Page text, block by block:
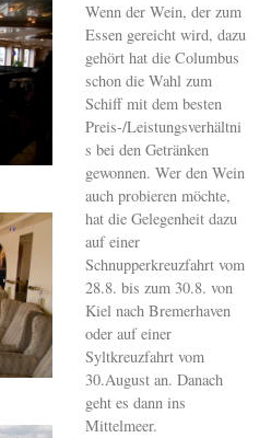
Wenn der Wein, der zum
Essen gereicht wird, dazu
gehört hat die Columbus
schon die Wahl zum
Schiff mit dem besten
Preis-/Leistungsverhältni
s bei den Getränken
gewonnen. Wer den Wein
auch probieren möchte,
hat die Gelegenheit dazu
auf einer
Schnupperkreuzfahrt vom
28.8. bis zum 30.8. von
Kiel nach Bremerhaven
oder auf einer
Syltkreuzfahrt vom
30.August an. Danach
geht es dann ins
Mittelmeer.